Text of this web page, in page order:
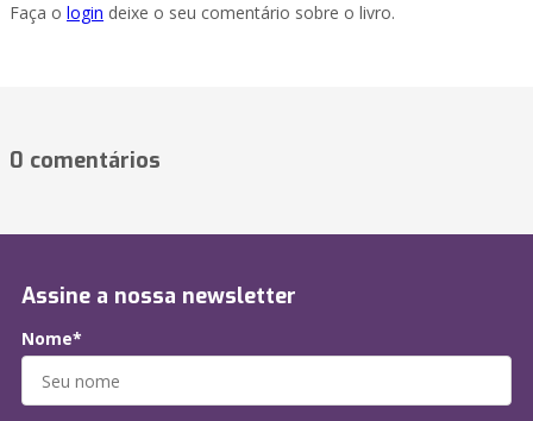
Faça o login deixe o seu comentário sobre o livro.
0 comentários
Assine a nossa newsletter
Nome*